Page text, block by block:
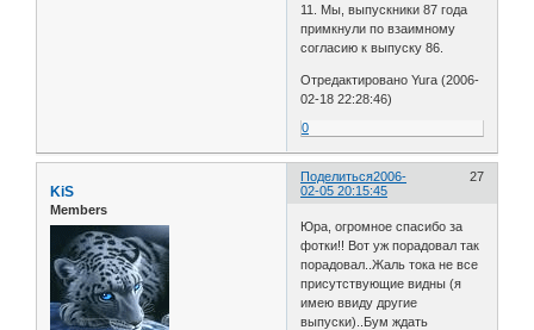
11. Мы, выпускники 87 года
примкнули по взаимному
согласию к выпуску 86.
Отредактировано Yura (2006-
02-18 22:28:46)
0
Поделиться 27
2006-
02-05 20:15:45
KiS
Members
Юра, огромное спасибо за
фотки!! Вот уж порадовал так
порадовал..Жаль тока не все
присутствующие видны (я
имею ввиду другие
выпуски)..Бум ждать